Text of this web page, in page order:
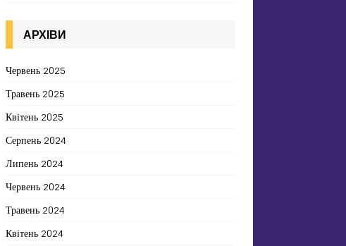
АРХІВИ
Червень 2025
Травень 2025
Квітень 2025
Серпень 2024
Липень 2024
Червень 2024
Травень 2024
Квітень 2024